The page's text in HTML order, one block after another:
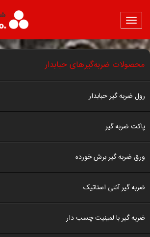
محصولات ضربه‌گیرهای حبابدار
رول ضربه گیر حبابدار
پاکت ضربه گیر
ورق ضربه گیر برش خورده
ضربه گیر آنتی استاتیک
ضربه گیر با لمینیت چسب دار